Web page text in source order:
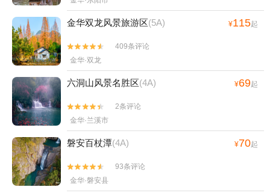
金华双龙风景旅游区(5A) ¥115起


409条评论
金华·双龙
六洞山风景名胜区(4A) ¥69起


2条评论
金华·兰溪市
磐安百杖潭(4A) ¥70起


93条评论
金华·磐安县